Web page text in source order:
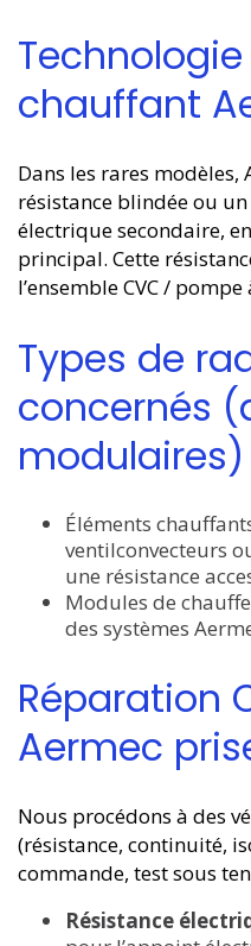
chauffant
Dans les rares
résistance blindée ou
électrique secondaire,
principal. Cette
l’ensemble CVC /
Types de
concernés
modulaires)
Éléments
ventilconvecteurs
une résistance
Modules de
des systèmes
Réparation
Aermec
Nous procédons à des
(résistance, continuité,
commande, test sous
Résistance